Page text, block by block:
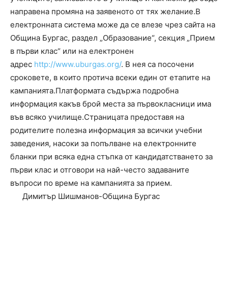
направена промяна на заявеното от тях желание.В
електронната система може да се влезе чрез сайта на
Община Бургас, раздел „Образование“, секция „Прием
в първи клас“ или на електронен
адрес http://www.uburgas.org/. В нея са посочени
сроковете, в които протича всеки един от етапите на
кампанията.Платформата съдържа подробна
информация какъв брой места за първокласници има
във всяко училище.Страницата предоставя на
родителите полезна информация за всички учебни
заведения, насоки за попълване на електронните
бланки при всяка една стъпка от кандидатстването за
първи клас и отговори на най-често задаваните
въпроси по време на кампанията за прием.
Димитър Шишманов-Община Бургас